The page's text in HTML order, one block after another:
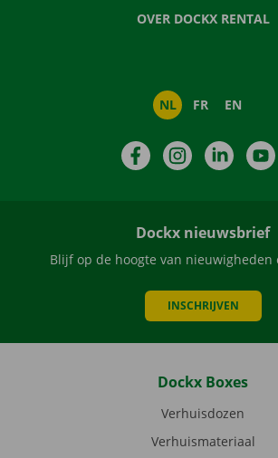
OVER DOCKX RENTAL
NL FR EN
FacebookInstagramLinkedIn
Dockx nieuwsbrief
Blijf op de hoogte van nieuwigheden
INSCHRIJVEN
Dockx Boxes
Verhuisdozen
Verhuismateriaal